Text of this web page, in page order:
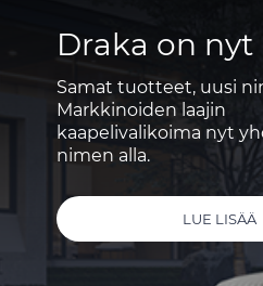
Vastuullisuus
Ura Prysmianilla
Uutiset
Yhteystiedot
Draka on nyt
Samat tuotteet, uusi
Markkinoiden laajin
kaapelivalikoima nyt
nimen alla.
LUE LISÄÄ